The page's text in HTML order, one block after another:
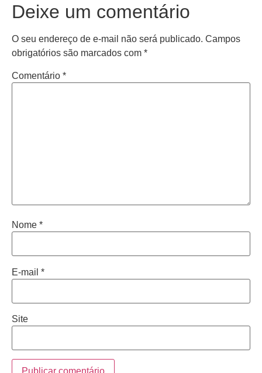
Deixe um comentário
O seu endereço de e-mail não será publicado. Campos
obrigatórios são marcados com *
Comentário *
Nome *
E-mail *
Site